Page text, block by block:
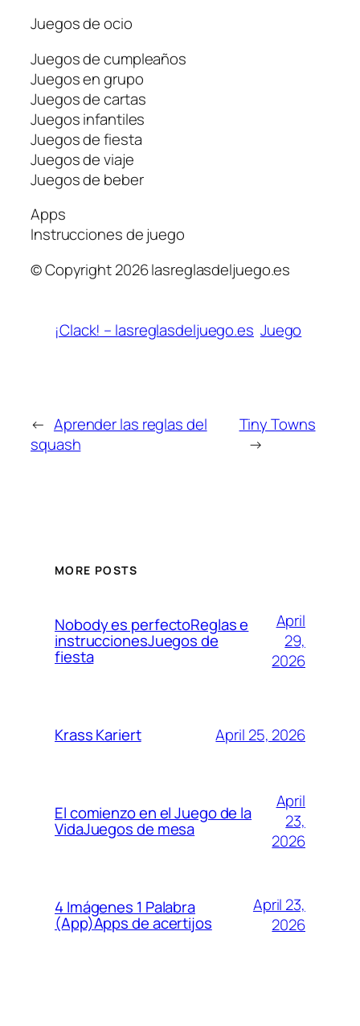
Juegos de ocio
Juegos de cumpleaños
Juegos en grupo
Juegos de cartas
Juegos infantiles
Juegos de fiesta
Juegos de viaje
Juegos de beber
Apps
Instrucciones de juego
© Copyright 2026 lasreglasdeljuego.es
¡Clack! – lasreglasdeljuego.es Juego
← Aprender las reglas del
squash
Tiny Towns
→
MORE POSTS
Nobody es perfectoReglas e
instruccionesJuegos de
fiesta
April
29,
2026
Krass Kariert April 25, 2026
El comienzo en el Juego de la
VidaJuegos de mesa
April
23,
2026
4 Imágenes 1 Palabra
(App)Apps de acertijos
April 23,
2026